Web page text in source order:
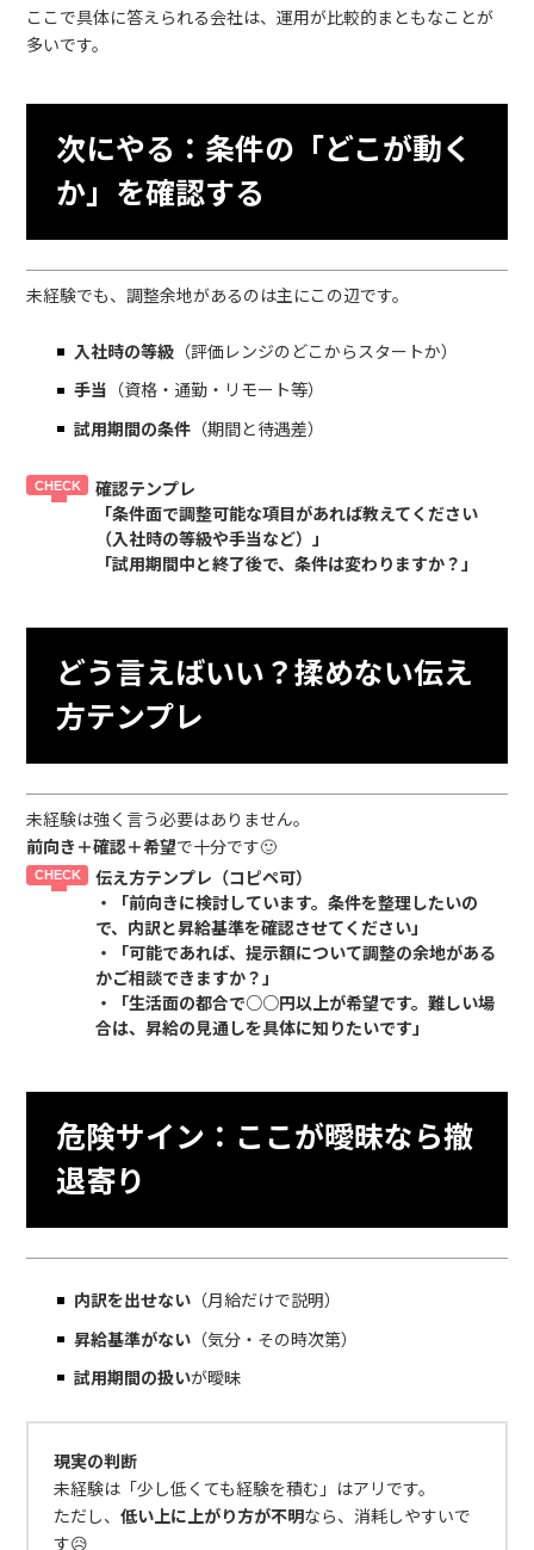
ここで具体に答えられる会社は、運用が比較的まともなことが
多いです。
次にやる：条件の「どこが動く
か」を確認する
未経験でも、調整余地があるのは主にこの辺です。
入社時の等級 （評価レンジのどこからスタートか）
手当 （資格・通勤・リモート等）
試用期間の条件 （期間と待遇差）
確認テンプレ
「条件面で調整可能な項目があれば教えてください
（入社時の等級や手当など）」
「試用期間中と終了後で、条件は変わりますか？」
どう言えばいい？揉めない伝え
方テンプレ
未経験は強く言う必要はありません。
前向き＋確認＋希望で十分です🙂
伝え方テンプレ（コピペ可）
・「前向きに検討しています。条件を整理したいの
で、内訳と昇給基準を確認させてください」
・「可能であれば、提示額について調整の余地がある
かご相談できますか？」
・「生活面の都合で○○円以上が希望です。難しい場
合は、昇給の見通しを具体に知りたいです」
危険サイン：ここが曖昧なら撤
退寄り
内訳を出せない （月給だけで説明）
昇給基準がない （気分・その時次第）
試用期間の扱いが曖昧
現実の判断
未経験は「少し低くても経験を積む」はアリです。
ただし、低い上に上がり方が不明なら、消耗しやすいで
す😥